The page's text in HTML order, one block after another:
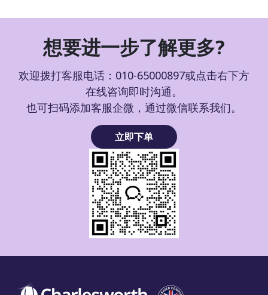
想要进一步了解更多?
欢迎拨打客服电话：010-65000897或点击右下方
在线咨询即时沟通。
也可扫码添加客服企微，通过微信联系我们。
立即下单